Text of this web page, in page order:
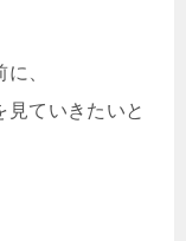
、
見ていきたいと